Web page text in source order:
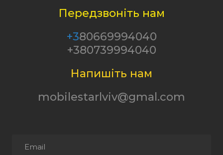
Передзвоніть нам
+380669994040
+380739994040
Напишіть нам
mobilestarlviv@gmal.com